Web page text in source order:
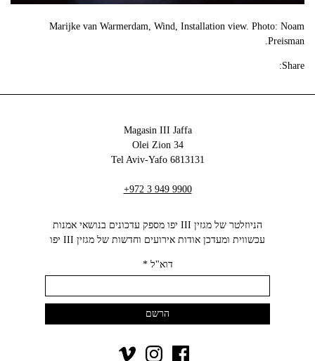
Marijke van Warmerdam, Wind, Installation view. Photo: Noam
Preisman.
Share:
Magasin III Jaffa
34 Olei Zion
6813131 Tel Aviv-Yafo
+972 3 949 9900
הניוזלטר של מגזין III יפו מספק עדכונים בנושאי אמנות
עכשווית ומעדכן אודות אירועים וחדשות של מגזין III יפו‬
דוא"ל*